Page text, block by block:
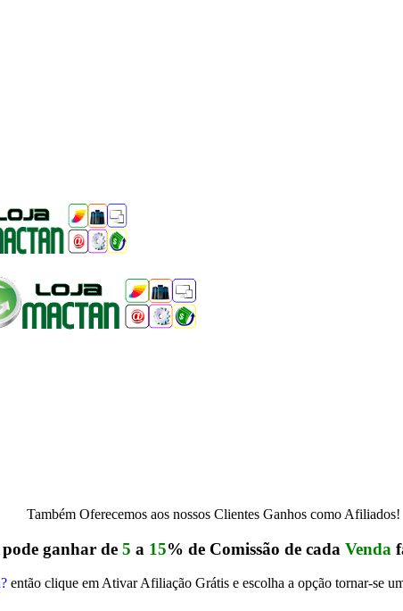
Também Oferecemos aos nossos Clientes Ganhos como Afiliados!
pode ganhar de 5 a 15% de Comissão de cada Venda
então clique em Ativar Afiliação Grátis e escolha a opção tornar-se